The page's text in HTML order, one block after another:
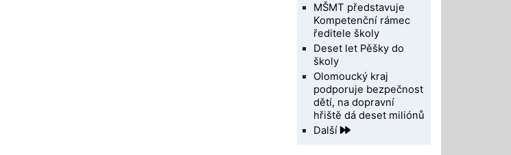
MŠMT představuje
Kompetenční rámec
ředitele školy
Deset let Pěšky do
školy
Olomoucký kraj
podporuje bezpečnost
dětí, na dopravní
hřiště dá deset miliónů
Další